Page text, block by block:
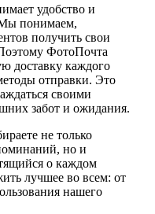
удобство и
Мы понимаем,
получить свои
ФотоПочта
доставку каждого
отправки. Это
своими
забот и ожидания.
не только
но и
о каждом
лучшее во всем: от
нашего